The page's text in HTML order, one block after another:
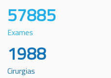
57885
Exames
1988
Cirurgias